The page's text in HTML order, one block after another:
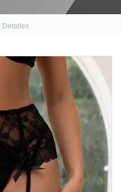
Detalles